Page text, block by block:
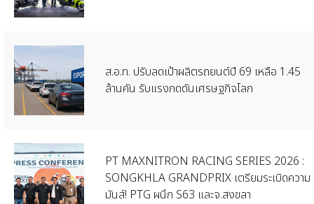
ส.อ.ท. ปรับลดเป้าผลิตรถยนต์ปี 69 เหลือ 1.45
ล้านคัน รับแรงกดดันเศรษฐกิจโลก
PT MAXNITRON RACING SERIES 2026 :
SONGKHLA GRANDPRIX เตรียมระเบิดความ
มันส์! PTG ผนึก S63 และจ.สงขลา